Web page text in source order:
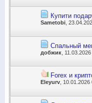
Купити
Sametobi ,
Спальный
добжик ,
Forex и
Eleyurv ,